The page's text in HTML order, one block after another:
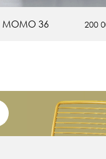
200
MOMO 36